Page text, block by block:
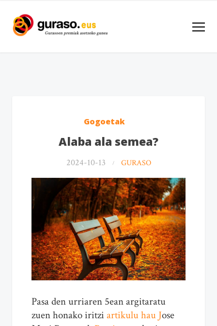
Gogoetak
Alaba ala semea?
2024-10-13 GURASO
Pasa den urriaren 5ean argitaratu
zuen honako iritzi artikulu hau Jose